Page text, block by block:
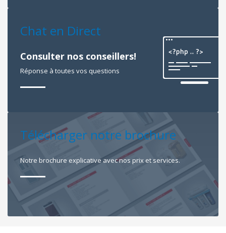
Chat en Direct
Consulter nos conseillers!
Réponse à toutes vos questions
Télécharger notre brochure
Notre brochure explicative avec nos prix et services.